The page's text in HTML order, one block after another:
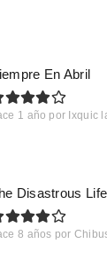
En Abril
1 año por Ixquic
Disastrous
8 años por